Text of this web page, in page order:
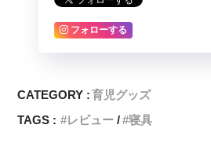
フォローする
CATEGORY :育児グッズ
TAGS :
レビュー 寝具